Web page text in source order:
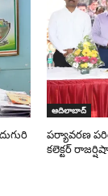
ఆదిలాబాద్
పర్యావరణ
కలెక్టర్